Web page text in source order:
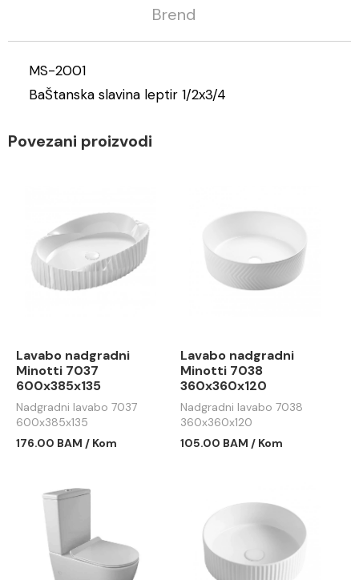
Brend
MS-2001
BaŠtanska slavina leptir 1/2x3/4
Povezani proizvodi
Lavabo nadgradni
Minotti 7037
600x385x135
Nadgradni lavabo 7037
600x385x135
176.00 BAM / Kom
Lavabo nadgradni
Minotti 7038
360x360x120
Nadgradni lavabo 7038
360x360x120
105.00 BAM / Kom